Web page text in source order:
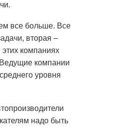
все больше. Все
вторая –
компаниях
Ведущие компании
уровня
надо быть